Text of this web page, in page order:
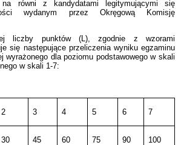
równi z kandydatami legitymującymi się
wydanym przez Okręgową Komisję
liczby punktów (L), zgodnie z wzorami
się następujące przeliczenia wyniku egzaminu
wyrażonego dla poziomu podstawowego w skali
w skali 1-7:
2 3 4 5 6 7
30 45 60 75 90 100